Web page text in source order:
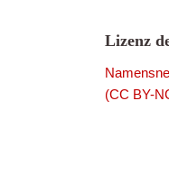
Lizenz
(CC BY-